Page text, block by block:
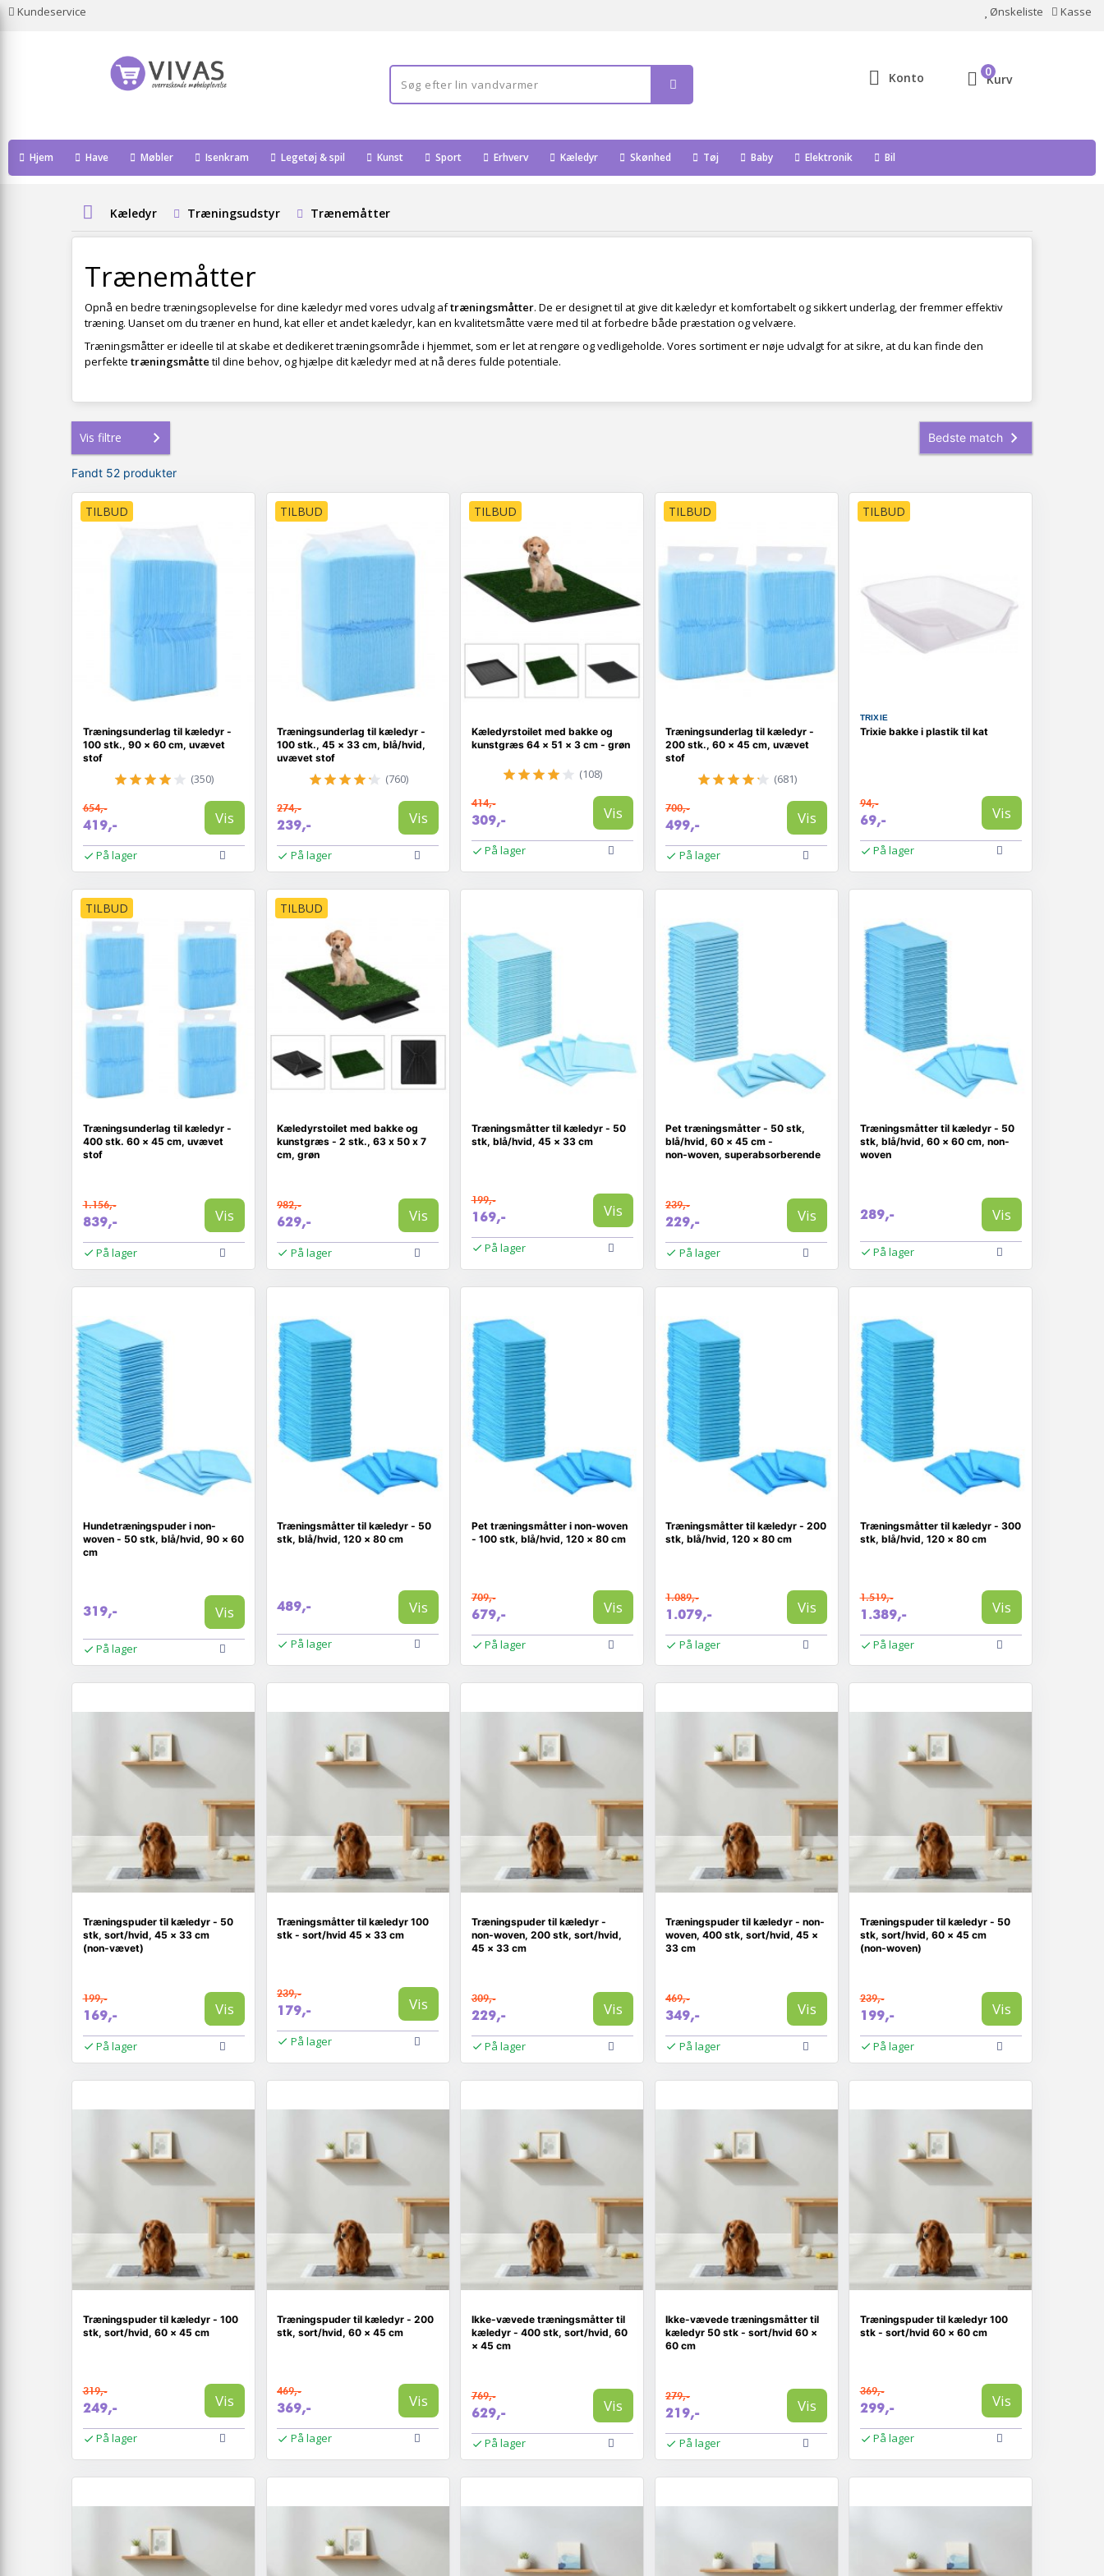
Kundeservice Ønskeliste Kasse
Konto Kurv
0
Hjem Have Møbler Isenkram Legetøj & spil Kunst Sport Erhverv Kæledyr Skønhed Tøj Baby Elektronik Bil
Kæledyr Træningsudstyr Trænemåtter
Trænemåtter
Opnå en bedre træningsoplevelse for dine kæledyr med vores udvalg aftræningsmåtter. De er designet til at give dit kæledyr et komfortabelt og sikkert underlag, der fremmer effektiv
træning. Uanset om du træner en hund, kat eller et andet kæledyr, kan en kvalitetsmåtte være med til at forbedre både præstation og velvære.
Træningsmåtter er ideelle til at skabe et dedikeret træningsområde i hjemmet, som er let at rengøre og vedligeholde. Vores sortiment er nøje udvalgt for at sikre, at du kan finde den
perfekte træningsmåtte til dine behov, og hjælpe dit kæledyr med at nå deres fulde potentiale.
Vis filtre
Fandt 52 produkter
TILBUD
Træningsunderlag til kæledyr -
100 stk., 90 × 60 cm, uvævet
stof
(350)
654,-
419,- Vis
På lager
TILBUD
Træningsunderlag til kæledyr -
100 stk., 45 × 33 cm, blå/hvid,
uvævet stof
(760)
274,-
239,- Vis
På lager
TILBUD
Kæledyrstoilet med bakke og
kunstgræs 64 × 51 × 3 cm - grøn
(108)
414,-
309,- Vis
På lager
TILBUD
Træningsunderlag til kæledyr -
200 stk., 60 × 45 cm, uvævet
stof
(681)
700,-
499,- Vis
På lager
TILBUD
TRIXIE
Trixie bakke i plastik til kat
94,-
69,- Vis
På lager
TILBUD
Træningsunderlag til kæledyr -
400 stk. 60 × 45 cm, uvævet
stof
1.156,-
839,- Vis
På lager
TILBUD
Kæledyrstoilet med bakke og
kunstgræs - 2 stk., 63 x 50 x 7
cm, grøn
982,-
629,- Vis
På lager
Træningsmåtter til kæledyr - 50
stk, blå/hvid, 45 × 33 cm
199,-
169,- Vis
På lager
Pet træningsmåtter - 50 stk,
blå/hvid, 60 × 45 cm -
non‑woven, superabsorberende
239,-
229,- Vis
På lager
Træningsmåtter til kæledyr - 50
stk, blå/hvid, 60 × 60 cm, non-
woven
289,- Vis
På lager
Hundetræningspuder i non-
woven - 50 stk, blå/hvid, 90 × 60
cm
319,- Vis
På lager
Træningsmåtter til kæledyr - 50
stk, blå/hvid, 120 × 80 cm
489,- Vis
På lager
Pet træningsmåtter i non-woven
- 100 stk, blå/hvid, 120 × 80 cm
709,-
679,- Vis
På lager
Træningsmåtter til kæledyr - 200
stk, blå/hvid, 120 × 80 cm
1.089,-
1.079,- Vis
På lager
Træningsmåtter til kæledyr - 300
stk, blå/hvid, 120 × 80 cm
1.519,-
1.389,- Vis
På lager
Træningspuder til kæledyr - 50
stk, sort/hvid, 45 × 33 cm
(non‑vævet)
199,-
169,- Vis
På lager
Træningsmåtter til kæledyr 100
stk - sort/hvid 45 × 33 cm
239,-
179,- Vis
På lager
Træningspuder til kæledyr -
non‑woven, 200 stk, sort/hvid,
45 × 33 cm
309,-
229,- Vis
På lager
Træningspuder til kæledyr - non-
woven, 400 stk, sort/hvid, 45 ×
33 cm
469,-
349,- Vis
På lager
Træningspuder til kæledyr - 50
stk, sort/hvid, 60 × 45 cm
(non‑woven)
239,-
199,- Vis
På lager
Træningspuder til kæledyr - 100
stk, sort/hvid, 60 × 45 cm
319,-
249,- Vis
På lager
Træningspuder til kæledyr - 200
stk, sort/hvid, 60 × 45 cm
469,-
369,- Vis
På lager
Ikke-vævede træningsmåtter til
kæledyr - 400 stk, sort/hvid, 60
× 45 cm
769,-
629,- Vis
På lager
Ikke-vævede træningsmåtter til
kæledyr 50 stk - sort/hvid 60 ×
60 cm
279,-
219,- Vis
På lager
Træningspuder til kæledyr 100
stk - sort/hvid 60 × 60 cm
369,-
299,- Vis
På lager